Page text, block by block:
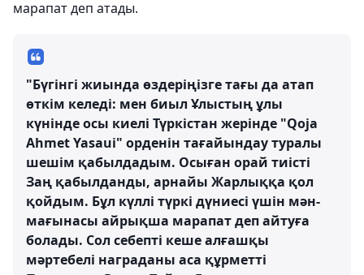
марапат деп атады.
"Бүгінгі жиында өздеріңізге тағы да атап
өткім келеді: мен биыл Ұлыстың ұлы
күнінде осы киелі Түркістан жерінде "Qoja
Ahmet Yasaui" орденін тағайындау туралы
шешім қабылдадым. Осыған орай тиісті
Заң қабылданды, арнайы Жарлыққа қол
қойдым. Бұл күллі түркі дүниесі үшін мән-
мағынасы айрықша марапат деп айтуға
болады. Сол себепті кеше алғашқы
мәртебелі награданы аса құрметті